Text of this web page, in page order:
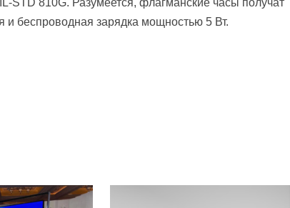
STD 810G. Разумеется, флагманские часы получат
и беспроводная зарядка мощностью 5 Вт.